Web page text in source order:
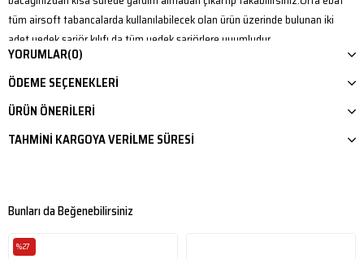
tüm airsoft tabancalarda kullanılabilecek olan ürün üzerinde bulunan iki
adet yedek şarjör kılıfı da tüm yedek şarjörlere uyumludur.
YORUMLAR(0)
ÖDEME SEÇENEKLERI
ÜRÜN ÖNERILERI
TAHMINI KARGOYA VERILME SÜRESI
Bunları da Beğenebilirsiniz
%27